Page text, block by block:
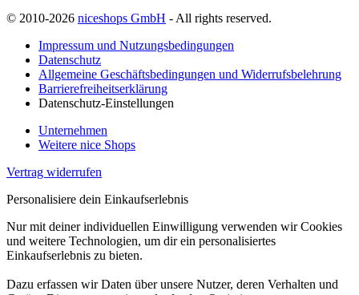
© 2010-2026 niceshops GmbH - All rights reserved.
Impressum und Nutzungsbedingungen
Datenschutz
Allgemeine Geschäftsbedingungen und Widerrufsbelehrung
Barrierefreiheitserklärung
Datenschutz-Einstellungen
Unternehmen
Weitere nice Shops
Vertrag widerrufen
Personalisiere dein Einkaufserlebnis
Nur mit deiner individuellen Einwilligung verwenden wir Cookies
und weitere Technologien, um dir ein personalisiertes
Einkaufserlebnis zu bieten.
Dazu erfassen wir Daten über unsere Nutzer, deren Verhalten und